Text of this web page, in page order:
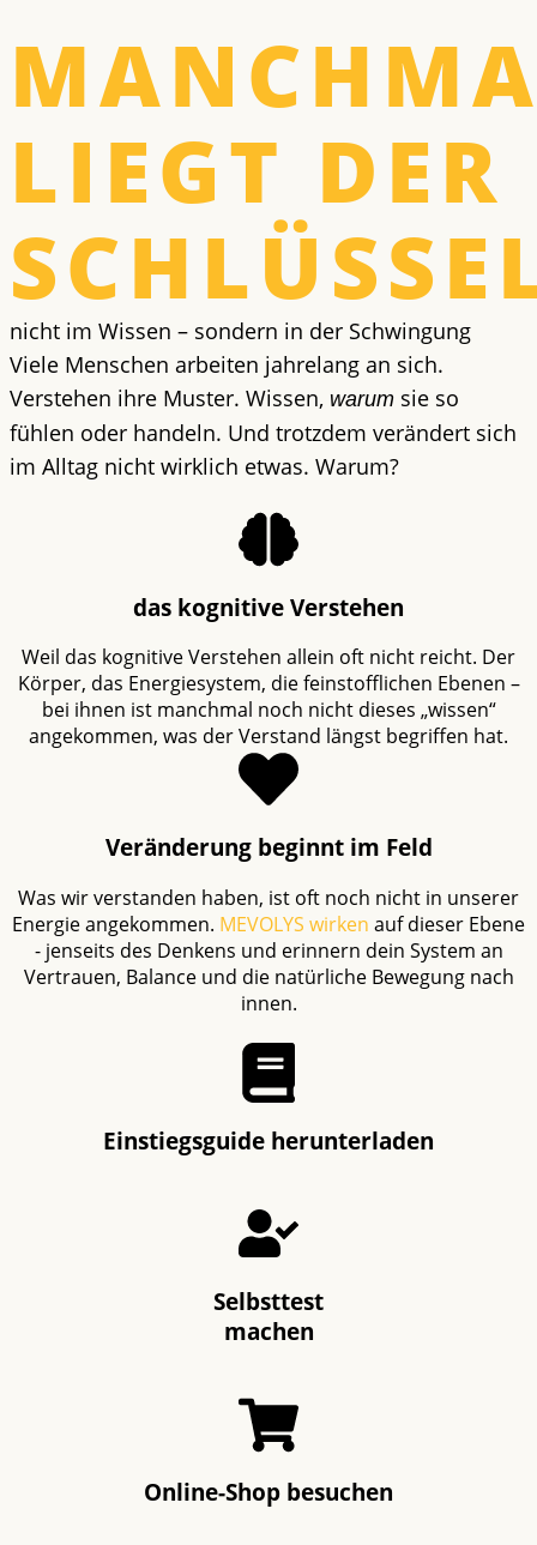
LIEGT DER
nicht im Wissen – sondern in der Schwingung
Viele Menschen arbeiten jahrelang an sich.
Verstehen ihre Muster. Wissen, warum sie so
fühlen oder handeln. Und trotzdem verändert sich
im Alltag nicht wirklich etwas. Warum?
das kognitive Verstehen
Weil das kognitive Verstehen allein oft nicht reicht. Der
Körper, das Energiesystem, die feinstofflichen Ebenen –
bei ihnen ist manchmal noch nicht dieses „wissen“
angekommen, was der Verstand längst begriffen hat.
Verände­rung beginnt im Feld
Was wir verstanden haben, ist oft noch nicht in unserer
Energie angekommen. MEVOLYS wirken auf dieser Ebene
- jenseits des Denkens und erinnern dein System an
Vertrauen, Balance und die natürliche Bewegung nach
innen.
Einstiegs­guide herunter­laden
Selbsttest
machen
Online-Shop besuchen